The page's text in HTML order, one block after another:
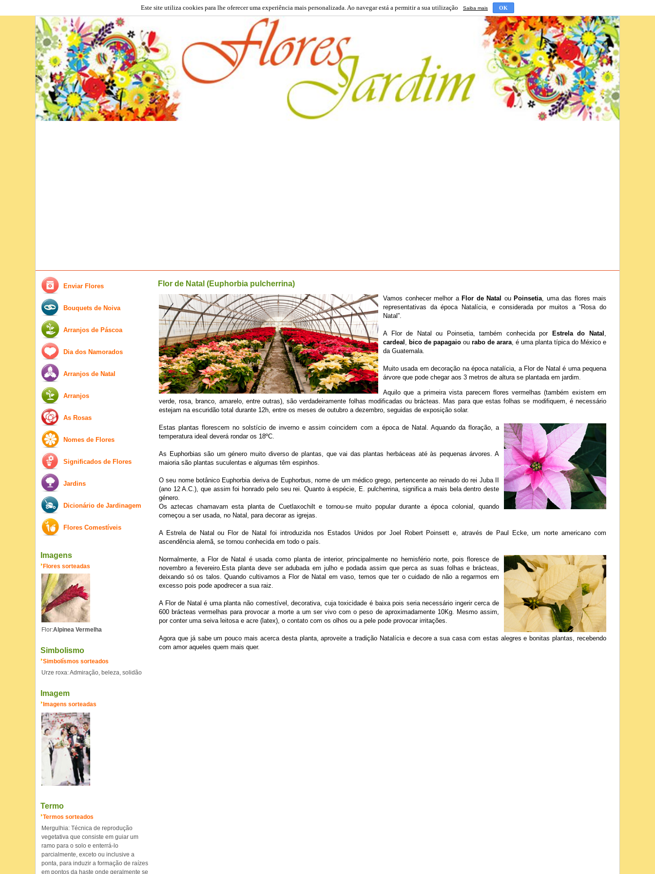
Este site utiliza cookies para lhe oferecer uma experiência mais personalizada. Ao navegar está a permitir a sua utilização Saiba mais OK
Enviar Flores
Bouquets de Noiva
Arranjos de Páscoa
Dia dos Namorados
Arranjos de Natal
Arranjos
As Rosas
Nomes de Flores
Significados de Flores
Jardins
Dicionário de Jardinagem
Flores Comestíveis
Flor de Natal (Euphorbia pulcherrina)
Vamos conhecer melhor a Flor de Natal ou Poinsetia, uma das flores mais
representativas da época Natalícia, e considerada por muitos a “Rosa do
Natal”.
A Flor de Natal ou Poinsetia, também conhecida por Estrela do Natal ,
cardeal , bico de papagaio ou rabo de arara, é uma planta típica do México e
da Guatemala.
Muito usada em decoração na época natalícia, a Flor de Natal é uma pequena
árvore que pode chegar aos 3 metros de altura se plantada em jardim.
Aquilo que a primeira vista parecem flores vermelhas (também existem em
verde, rosa, branco, amarelo, entre outras), são verdadeiramente folhas modificadas ou brácteas. Mas para que estas folhas se modifiquem, é necessário
estejam na escuridão total durante 12h, entre os meses de outubro a dezembro, seguidas de exposição solar.
Estas plantas florescem no solstício de inverno e assim coincidem com a época de Natal. Aquando da floração, a
temperatura ideal deverá rondar os 18ºC.
As Euphorbias são um género muito diverso de plantas, que vai das plantas herbáceas até às pequenas árvores. A
maioria são plantas suculentas e algumas têm espinhos.
O seu nome botânico Euphorbia deriva de Euphorbus, nome de um médico grego, pertencente ao reinado do rei Juba II
(ano 12 A.C.), que assim foi honrado pelo seu rei. Quanto à espécie, E. pulcherrina, significa a mais bela dentro deste
género.
Os aztecas chamavam esta planta de Cuetlaxochilt e tornou-se muito popular durante a época colonial, quando
começou a ser usada, no Natal, para decorar as igrejas.
A Estrela de Natal ou Flor de Natal foi introduzida nos Estados Unidos por Joel Robert Poinsett e, através de Paul Ecke, um norte americano com
ascendência alemã, se tornou conhecida em todo o país.
Normalmente, a Flor de Natal é usada como planta de interior, principalmente no hemisfério norte, pois floresce de
novembro a fevereiro.Esta planta deve ser adubada em julho e podada assim que perca as suas folhas e brácteas,
deixando só os talos. Quando cultivamos a Flor de Natal em vaso, temos que ter o cuidado de não a regarmos em
excesso pois pode apodrecer a sua raiz.
A Flor de Natal é uma planta não comestível, decorativa, cuja toxicidade é baixa pois seria necessário ingerir cerca de
600 brácteas vermelhas para provocar a morte a um ser vivo com o peso de aproximadamente 10Kg. Mesmo assim,
por conter uma seiva leitosa e acre (latex), o contato com os olhos ou a pele pode provocar irritações.
Agora que já sabe um pouco mais acerca desta planta, aproveite a tradição Natalícia e decore a sua casa com estas alegres e bonitas plantas, recebendo
com amor aqueles quem mais quer.
Imagens
Flores sorteadas
Flor:Alpinea Vermelha
Simbolismo
Simbolísmos sorteados
Urze roxa: Admiração, beleza, solidão
Imagem
Imagens sorteadas
Termo
Termos sorteados
Mergulhia: Técnica de reprodução
vegetativa que consiste em guiar um
ramo para o solo e enterrá-lo
parcialmente, exceto ou inclusive a
ponta, para induzir a formação de raízes
em pontos da haste onde geralmente se